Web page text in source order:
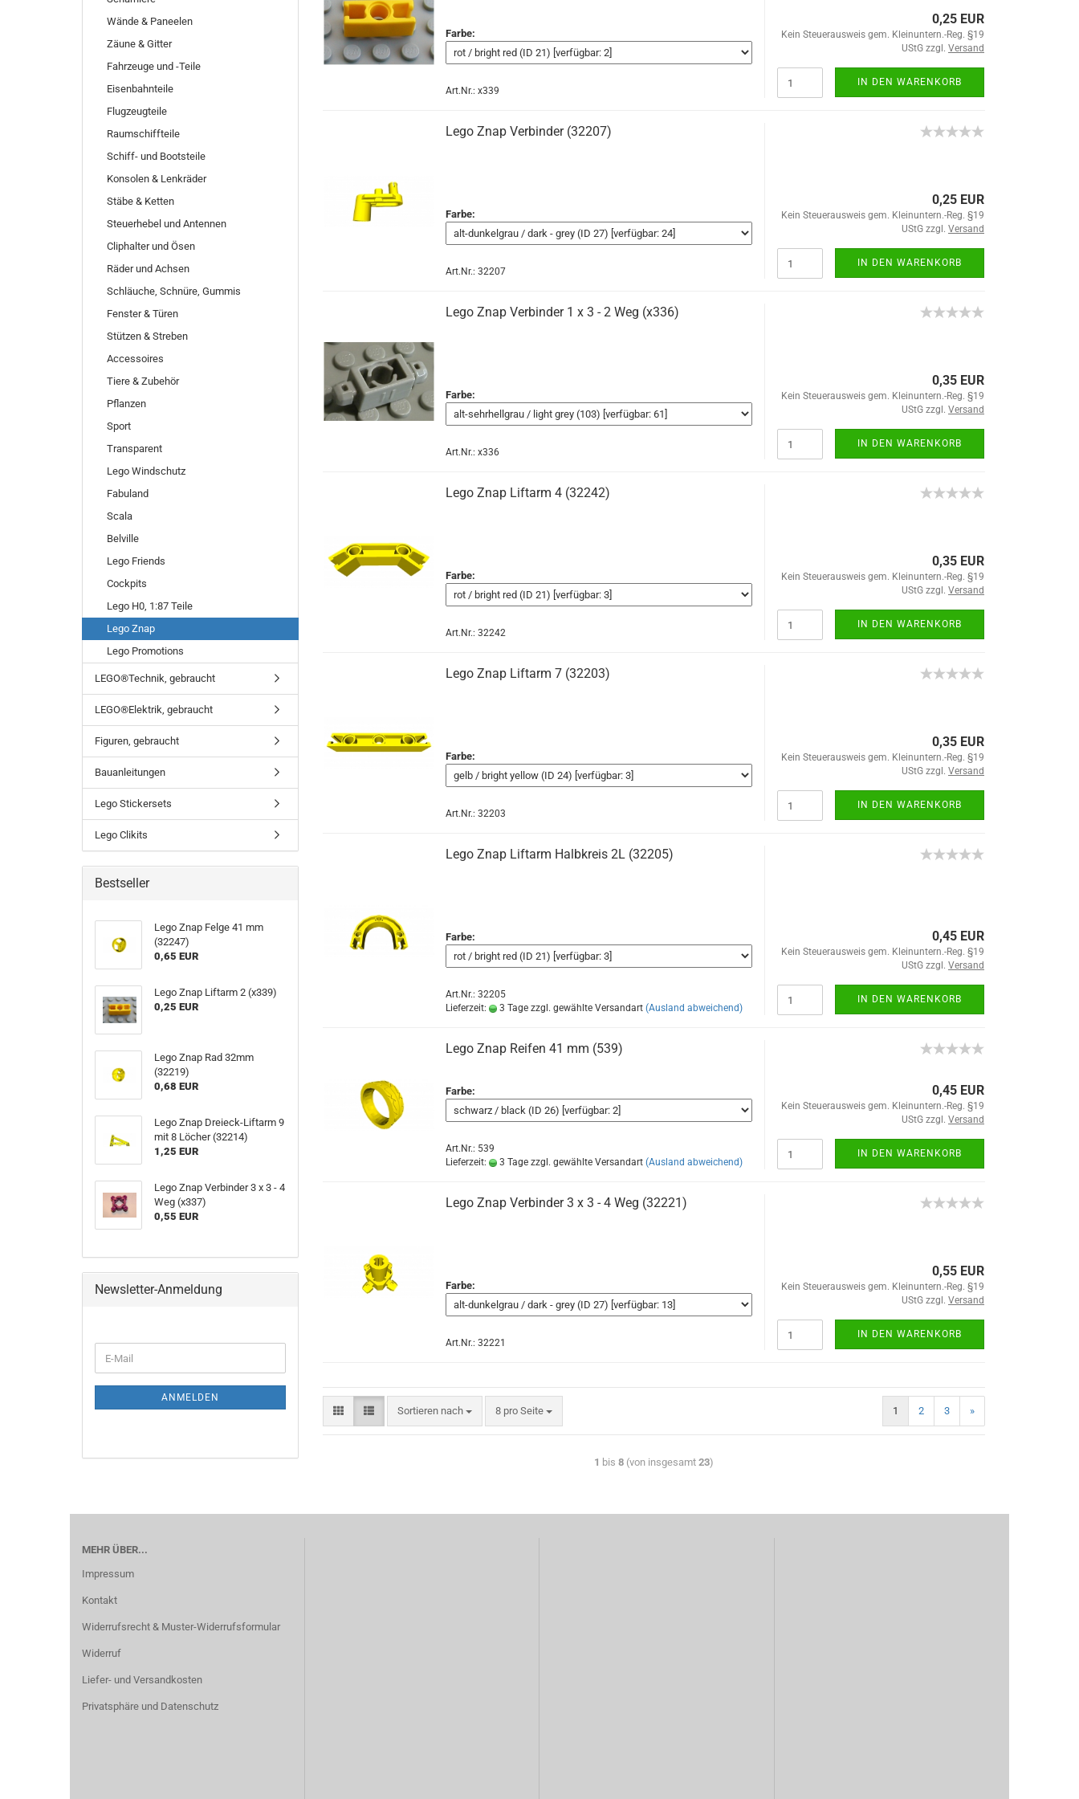
Farbe:
Art.Nr.: x339
0,25 EUR
Kein Steuerausweis gem. Kleinuntern.-Reg. §19
UStG zzgl. Versand
IN DEN WARENKORB
Lego Znap Verbinder (32207)
Farbe:
Art.Nr.: 32207
0,25 EUR
Kein Steuerausweis gem. Kleinuntern.-Reg. §19
UStG zzgl. Versand
IN DEN WARENKORB
Lego Znap Verbinder 1 x 3 - 2 Weg (x336)
Farbe:
Art.Nr.: x336
0,35 EUR
Kein Steuerausweis gem. Kleinuntern.-Reg. §19
UStG zzgl. Versand
IN DEN WARENKORB
Lego Znap Liftarm 4 (32242)
Farbe:
Art.Nr.: 32242
0,35 EUR
Kein Steuerausweis gem. Kleinuntern.-Reg. §19
UStG zzgl. Versand
IN DEN WARENKORB
Lego Znap Liftarm 7 (32203)
Farbe:
Art.Nr.: 32203
0,35 EUR
Kein Steuerausweis gem. Kleinuntern.-Reg. §19
UStG zzgl. Versand
IN DEN WARENKORB
Lego Znap Liftarm Halbkreis 2L (32205)
Farbe:
Art.Nr.: 32205
Lieferzeit:
3 Tage zzgl. gewählte Versandart (Ausland abweichend)
0,45 EUR
Kein Steuerausweis gem. Kleinuntern.-Reg. §19
UStG zzgl. Versand
IN DEN WARENKORB
Lego Znap Reifen 41 mm (539)
Farbe:
Art.Nr.: 539
Lieferzeit:
3 Tage zzgl. gewählte Versandart (Ausland abweichend)
0,45 EUR
Kein Steuerausweis gem. Kleinuntern.-Reg. §19
UStG zzgl. Versand
IN DEN WARENKORB
Lego Znap Verbinder 3 x 3 - 4 Weg (32221)
Farbe:
Art.Nr.: 32221
0,55 EUR
Kein Steuerausweis gem. Kleinuntern.-Reg. §19
UStG zzgl. Versand
IN DEN WARENKORB
Sortieren nach 8 pro Seite 1 2 3 »
1 bis 8 (von insgesamt 23)
Wände & Paneelen
Zäune & Gitter
Fahrzeuge und -Teile
Eisenbahnteile
Flugzeugteile
Raumschiffteile
Schiff- und Bootsteile
Konsolen & Lenkräder
Stäbe & Ketten
Steuerhebel und Antennen
Cliphalter und Ösen
Räder und Achsen
Schläuche, Schnüre, Gummis
Fenster & Türen
Stützen & Streben
Accessoires
Tiere & Zubehör
Pflanzen
Sport
Transparent
Lego Windschutz
Fabuland
Scala
Belville
Lego Friends
Cockpits
Lego H0, 1:87 Teile
Lego Znap
Lego Promotions
LEGO®Technik, gebraucht
LEGO®Elektrik, gebraucht
Figuren, gebraucht
Bauanleitungen
Lego Stickersets
Lego Clikits
Bestseller
Lego Znap Felge 41 mm
(32247)
0,65 EUR
Lego Znap Liftarm 2 (x339)
0,25 EUR
Lego Znap Rad 32mm
(32219)
0,68 EUR
Lego Znap Dreieck-Liftarm 9
mit 8 Löcher (32214)
1,25 EUR
Lego Znap Verbinder 3 x 3 - 4
Weg (x337)
0,55 EUR
Newsletter-Anmeldung
ANMELDEN
MEHR ÜBER...
Impressum
Kontakt
Widerrufsrecht & Muster-Widerrufsformular
Widerruf
Liefer- und Versandkosten
Privatsphäre und Datenschutz